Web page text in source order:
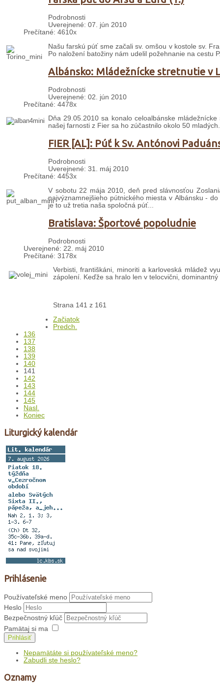
Podrobnosti
Uverejnené: 07. jún 2010
Prečítané: 4610x
Našu farskú púť sme začali sv. omšou v kostole sv.
Po naložení batožiny nám udelil požehnanie na cestu
Albánsko: Mládežnícke stretnutie v
Podrobnosti
Uverejnené: 02. jún 2010
Prečítané: 4478x
Dňa 29.05.2010 sa konalo celoalbánske
našej farnosti z Fier sa ho zúčastnilo okolo 50 mladých.
FIER [AL]: Púť k Sv. Antónovi
Podrobnosti
Uverejnené: 31. máj 2010
Prečítané: 4453x
V sobotu 22 mája 2010, deň pred slávnosťou
najvýznamnejšieho pútnického miesta v Albánsku -
je to už tretia naša spoločná púť...
Bratislava: Športové popoludnie
Podrobnosti
Uverejnené: 22. máj 2010
Prečítané: 3178x
Verbisti, františkáni, minoriti a karloveská mládež
zápolení. Keďže sa hralo len v telocvični, dominantný
Strana 141 z 161
Začiatok
Predch.
136
137
138
139
140
141
142
143
144
145
Nasl.
Koniec
Liturgický kalendár
Prihlásenie
Používateľské meno
Heslo
Bezpečnostný kľúč
Pamätaj si ma
Prihlásiť
Nepamätáte si používateľské meno?
Zabudli ste heslo?
Oznamy